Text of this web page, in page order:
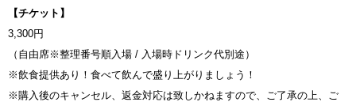
【チケット】
3,300円
（自由席※整理番号順入場 / 入場時ドリンク代別途）
※飲食提供あり！食べて飲んで盛り上がりましょう！
※購入後のキャンセル、返金対応は致しかねますので、ご了承の上、ご